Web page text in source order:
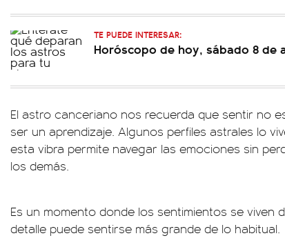
TE PUEDE INTERESAR:
Horóscopo de hoy, sábado 8 de
El astro canceriano nos recuerda que sentir no
ser un aprendizaje. Algunos perfiles astrales lo
esta vibra permite navegar las emociones sin
los demás.
Es un momento donde los sentimientos se viven
detalle puede sentirse más grande de lo habitual.